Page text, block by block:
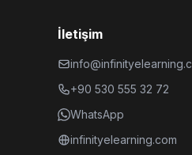
İletişim
+90 530 555 32 72
WhatsApp
infinityelearning.com